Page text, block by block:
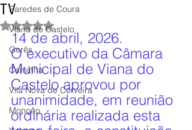
Paredes de Coura
Viana do Castelo
Gerês
Caminha
Vila Nova de Cerveira
Monção
TV
Avaliado com NaN de 5 estrelas.
14 de abril, 2026.
O executivo da Câmara
Municipal de Viana do
Castelo aprovou por
unanimidade, em reunião
ordinária realizada esta